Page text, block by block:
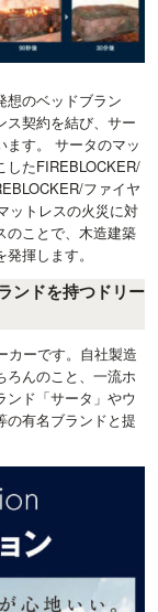
想のベッドブラン
ス契約を結び、サー
ます。 サータのマッ
したFIREBLOCKER/
ファイヤ
ットレスの火災に対
のことで、木造建築
揮します。
ンドを持つドリー
カーです。自社製造
ろんのこと、一流ホ
ンド「サータ」やウ
の有名ブランドと提